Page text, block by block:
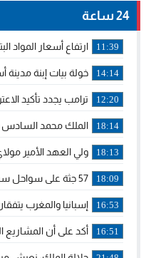
24 ساعة
11:39 ارتفاع أسعار المواد
14:14 خولة بيات إبنة
12:20 ترامب يجدد تأكيد
18:14 الملك محمد السادس
18:13 ولي العهد الأمير
18:09 57 جثة على سواحل سبتة المحتلة .. وآلاف المقتحمين يعودون إلى المغرب
16:53 إسبانيا والمغرب
16:51 أكد على أن المشاريع